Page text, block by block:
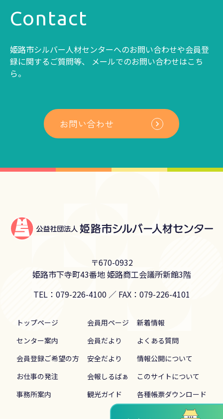
Contact
姫路市シルバー人材センターへのお問い合わせや会員登
録に関するご質問等、
メールでのお問い合わせはこち
ら。
お問い合わせ
〒670-0932
姫路市下寺町43番地姫路商工会議所新館3階
TEL：079-226-4100／ FAX：079-226-4101
トップページ
センター案内
会員登録ご希望の方
お仕事の発注
事務所案内
会員用ページ
会員だより
安全だより
会報しるばぁ
観光ガイド
新着情報
よくある質問
情報公開について
このサイトについて
各種帳票ダウンロード